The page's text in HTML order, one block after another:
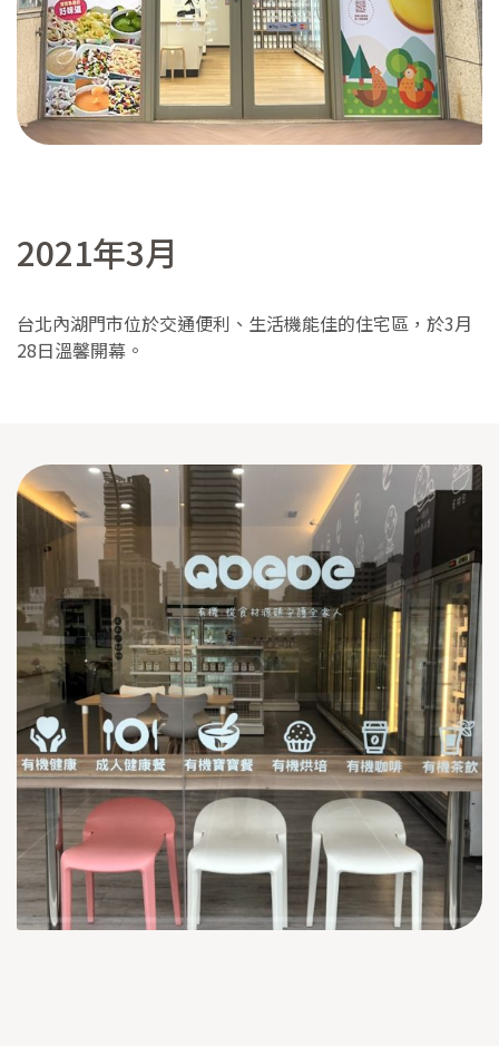
2021年3月
台北內湖門市位於交通便利、生活機能佳的住宅區，於3月
28日溫馨開幕。